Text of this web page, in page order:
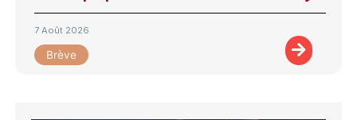
7 Août 2026
Brève